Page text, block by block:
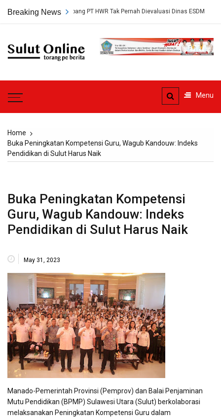
Breaking News
Tambang PT HWR Tak Pernah Dievaluasi Dinas ESDM
Sulut
Menu
Home
Buka Peningkatan Kompetensi Guru, Wagub Kandouw: Indeks
Pendidikan di Sulut Harus Naik
Buka Peningkatan Kompetensi
Guru, Wagub Kandouw: Indeks
Pendidikan di Sulut Harus Naik
May 31, 2023
Manado-Pemerintah Provinsi (Pemprov) dan Balai Penjaminan
Mutu Pendidikan (BPMP) Sulawesi Utara (Sulut) berkolaborasi
melaksanakan Peningkatan Kompetensi Guru dalam